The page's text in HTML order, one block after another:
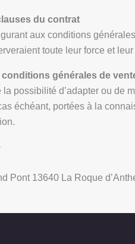
du contrat
aux conditions
toute leur force et leur
générales de
la possibilité d’adapter ou
échéant, portées à la
Pont 13640 La Roque